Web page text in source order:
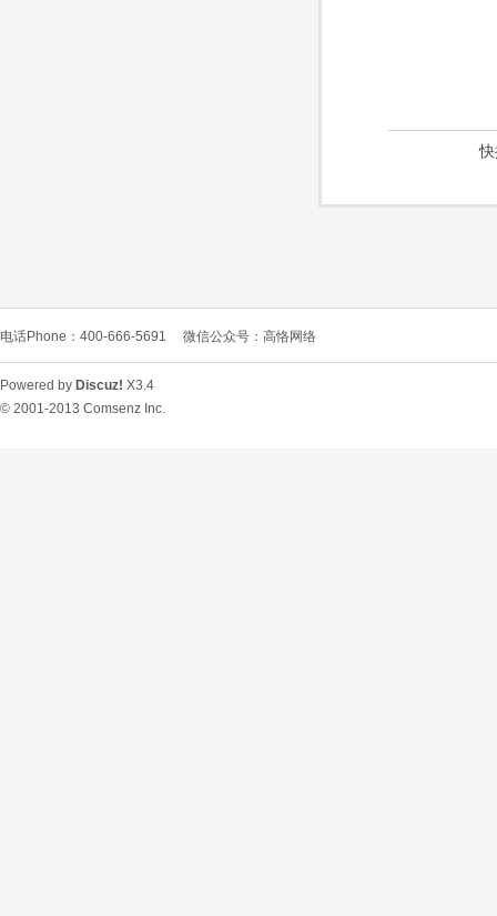
电话Phone：400-666-5691 微信公众号：高恪网络
Powered by Discuz! X3.4
© 2001-2013 Comsenz Inc.